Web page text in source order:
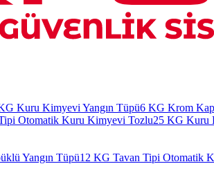
Kuru Kimyevi Yangın Tüpü6 KG Krom
Otomatik Kuru Kimyevi Tozlu25 KG Kuru
Yangın Tüpü12 KG Tavan Tipi Otomatik